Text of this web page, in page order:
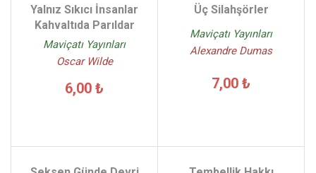
Yalnız Sıkıcı İnsanlar
Kahvaltıda Parıldar
Maviçatı Yayınları
Oscar Wilde
6,00 ₺
Üç Silahşörler
Maviçatı Yayınları
Alexandre Dumas
7,00 ₺